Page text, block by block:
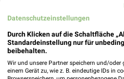
38,4 km
Mehr Spass in der Schule
Datenschutzeinstellungen
Durch Klicken auf die Schaltfläche
Standardeinstellung nur für
beibehalten.
Wir und unsere Partner speichern und/
einem Gerät zu, wie z. B. eindeutige IDs in